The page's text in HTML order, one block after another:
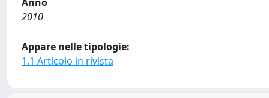
2010
Appare nelle tipologie:
1.1 Articolo in rivista